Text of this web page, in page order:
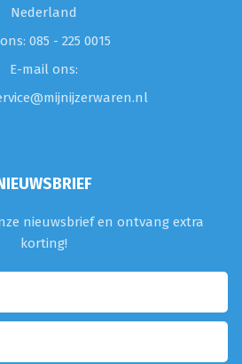
Nederland
085 - 225 0015
E-mail ons:
nieuwsbrief en ontvang extra
korting!